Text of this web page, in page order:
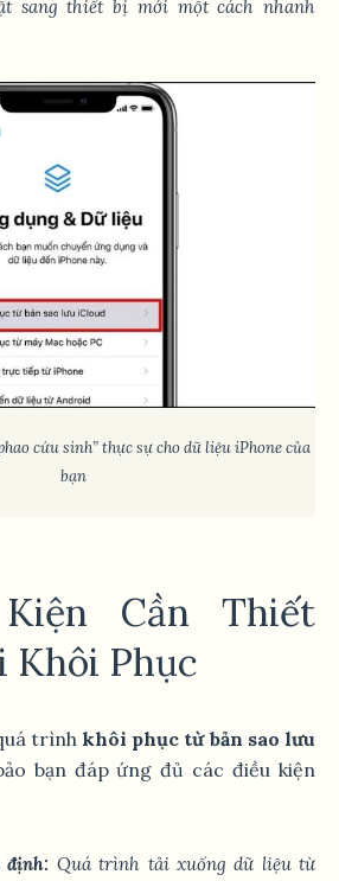
sang thiết bị mới một cách nhanh
cứu sinh” thực sự cho dữ liệu iPhone của
bạn
Cần Thiết
Khôi Phục
trìnhkhôi phục từ bản sao lưu
bạn đáp ứng đủ các điều kiện
Quá trình tải xuống dữ liệu từ